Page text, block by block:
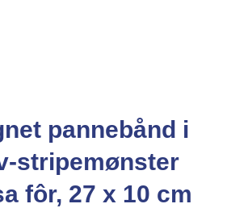
pannebånd i
stripemønster
fôr, 27 x 10 cm